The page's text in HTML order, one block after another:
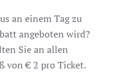
an einem Tag zu
angeboten wird?
Sie an allen
von € 2 pro Ticket.